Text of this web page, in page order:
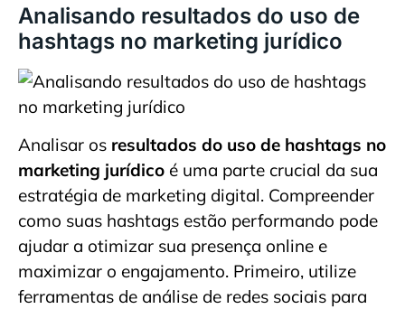
Analisando resultados do uso de
hashtags no marketing jurídico
Analisar os resultados do uso de hashtags no
marketing jurídico é uma parte crucial da sua
estratégia de marketing digital. Compreender
como suas hashtags estão performando pode
ajudar a otimizar sua presença online e
maximizar o engajamento. Primeiro, utilize
ferramentas de análise de redes sociais para